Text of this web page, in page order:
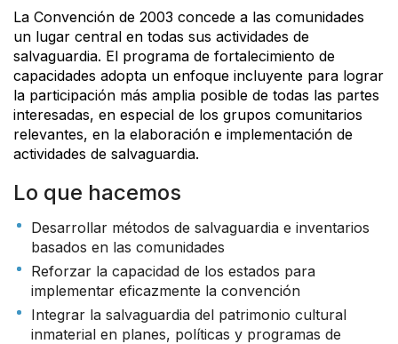
La Convención de 2003 concede a las comunidades
un lugar central en todas sus actividades de
salvaguardia. El programa de fortalecimiento de
capacidades adopta un enfoque incluyente para lograr
la participación más amplia posible de todas las partes
interesadas, en especial de los grupos comunitarios
relevantes, en la elaboración e implementación de
actividades de salvaguardia.
Lo que hacemos
Desarrollar métodos de salvaguardia e inventarios
basados en las comunidades
Reforzar la capacidad de los estados para
implementar eficazmente la convención
Integrar la salvaguardia del patrimonio cultural
inmaterial en planes, políticas y programas de